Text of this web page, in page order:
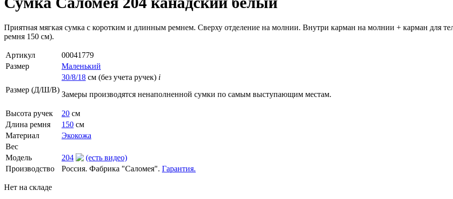
Приятная мягкая сумка с коротким и длинным ремнем. Сверху отделение на молнии. Внутри карман на молнии + карман для
ремня 150 см).
Артикул
00041779
Размер
Маленький
Размер (Д/Ш/В)
30/8/18 см (без учета ручек) i
Замеры производятся ненаполненной сумки по самым выступающим местам.
Высота ручек 20 см
Длина ремня
150 см
Материал
Экокожа
Вес
Модель
204
(есть видео)
Производство
Россия. Фабрика "Саломея". Гарантия.
Нет на складе